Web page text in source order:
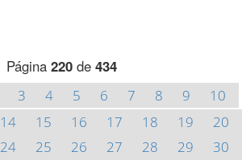
Página 220de 434
3 4 5 6 7 8 9
10
14 15 16 17 18 19
20
24 25 26 27 28 29
30